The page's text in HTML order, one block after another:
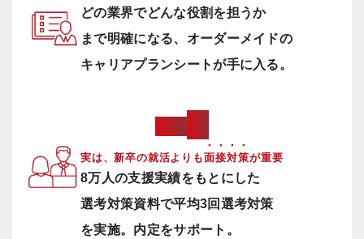
どの業界でどんな役割を担うか
まで明確になる、 オーダーメイドの
キャリアプランシートが手に入る。
実は、新卒の就活よりも面
・
接
・
対
・
策
・
が重要
8万人の支援実績をもとにした
選考対策資料で平均3回選考対策
を実施。内定をサポート。